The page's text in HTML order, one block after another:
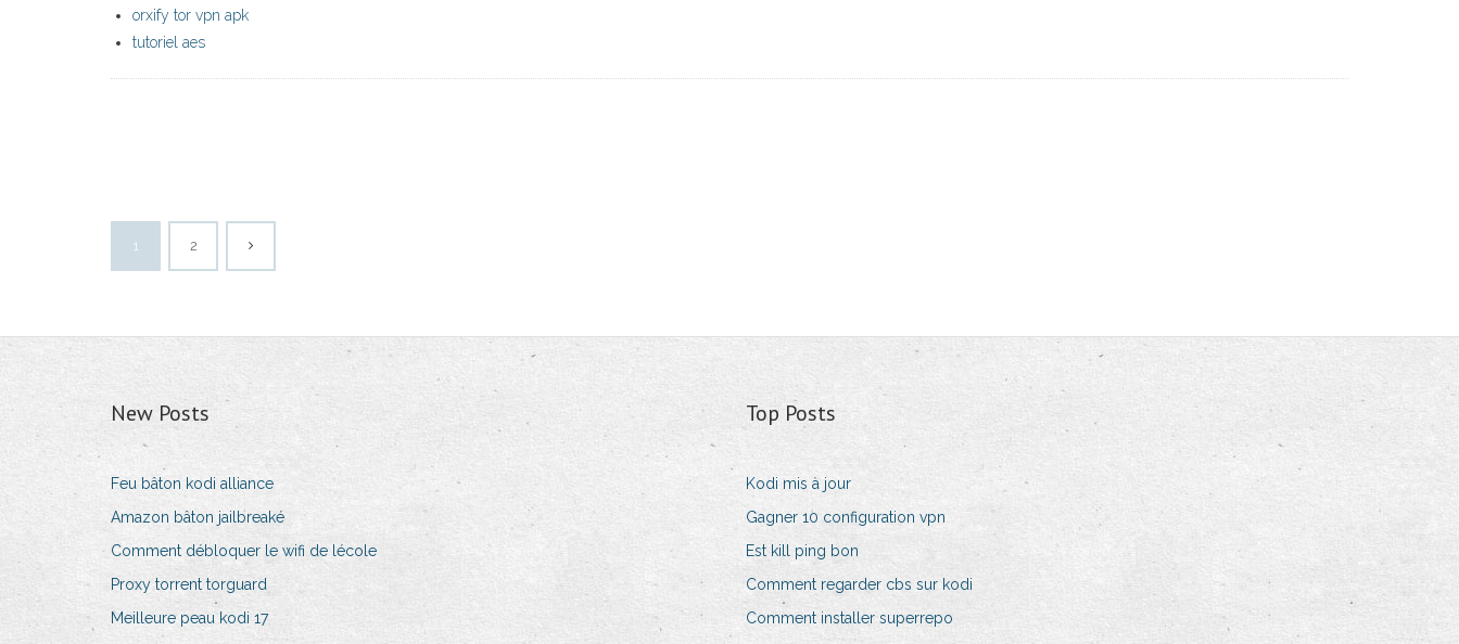
orxify tor vpn apk
tutoriel aes
1 2
New Posts
Feu bâton kodi alliance
Amazon bâton jailbreaké
Comment débloquer le wifi de lécole
Proxy torrent torguard
Meilleure peau kodi 17
Top Posts
Kodi mis à jour
Gagner 10 configuration vpn
Est kill ping bon
Comment regarder cbs sur kodi
Comment installer superrepo